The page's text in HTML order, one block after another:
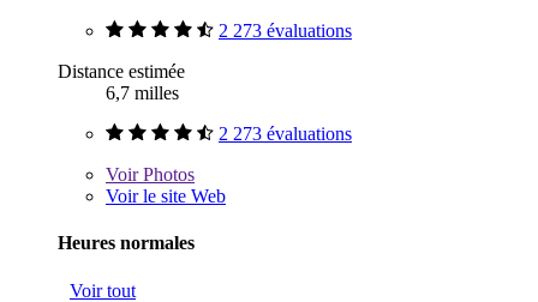
2 273 évaluations
Distance estimée
6,7 milles
2 273 évaluations
VoirPhotos
Voir le site Web
Heures normales
Voir tout